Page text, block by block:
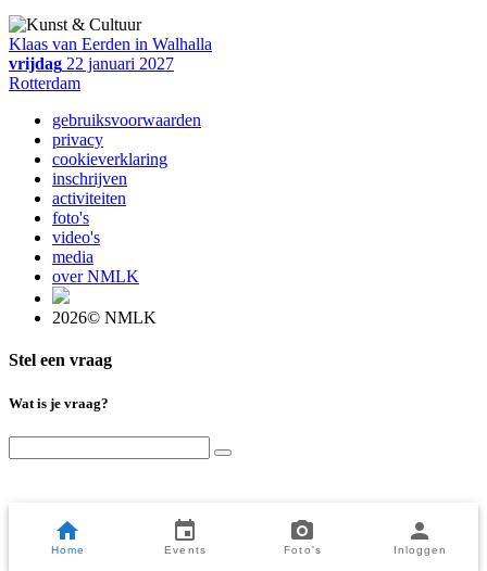
Klaas van Eerden in Walhalla
vrijdag 22 januari 2027
Rotterdam
gebruiksvoorwaarden
privacy
cookieverklaring
inschrijven
activiteiten
foto's
video's
media
over NMLK
2026© NMLK
Stel een vraag
Wat is je vraag?
Home Events Foto's Inloggen